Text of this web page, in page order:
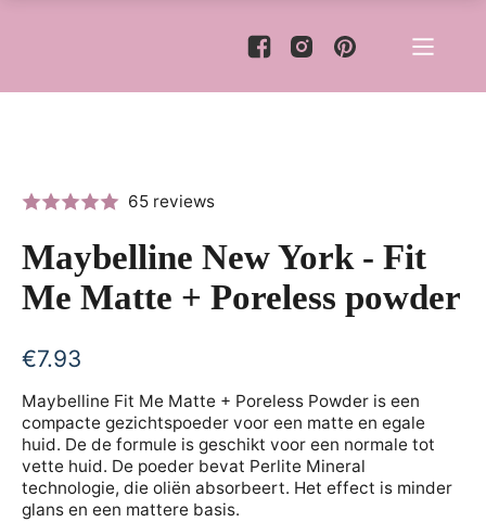
65 reviews
Maybelline New York - Fit
Me Matte + Poreless powder
€7.93
Maybelline Fit Me Matte + Poreless Powder is een
compacte gezichtspoeder voor een matte en egale
huid. De de formule is geschikt voor een normale tot
vette huid. De poeder bevat Perlite Mineral
technologie, die oliën absorbeert. Het effect is minder
glans en een mattere basis.